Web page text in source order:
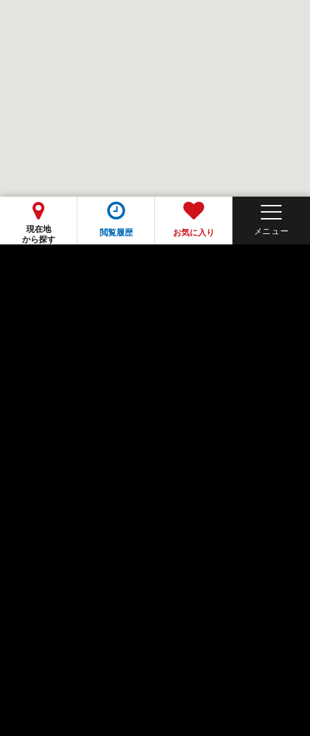
現在地
から探す
閲覧履歴 お気に入り